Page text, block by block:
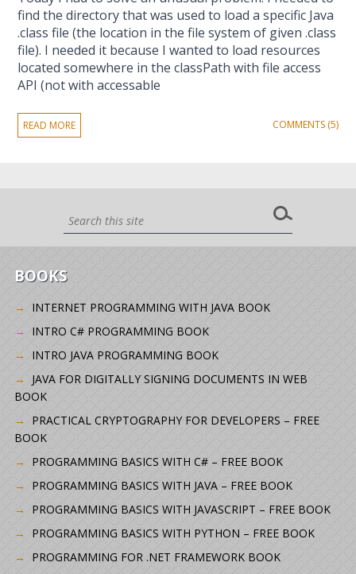
find the directory that was used to load a specific Java
.class file (the location in the file system of given .class
file). I needed it because I wanted to load resources
located somewhere in the classPath with file access
API (not with accessable
READ MORE COMMENTS (5)
BOOKS
INTERNET PROGRAMMING WITH JAVA BOOK
INTRO C# PROGRAMMING BOOK
INTRO JAVA PROGRAMMING BOOK
JAVA FOR DIGITALLY SIGNING DOCUMENTS IN WEB
BOOK
PRACTICAL CRYPTOGRAPHY FOR DEVELOPERS – FREE
BOOK
PROGRAMMING BASICS WITH C# – FREE BOOK
PROGRAMMING BASICS WITH JAVA – FREE BOOK
PROGRAMMING BASICS WITH JAVASCRIPT – FREE BOOK
PROGRAMMING BASICS WITH PYTHON – FREE BOOK
PROGRAMMING FOR .NET FRAMEWORK BOOK